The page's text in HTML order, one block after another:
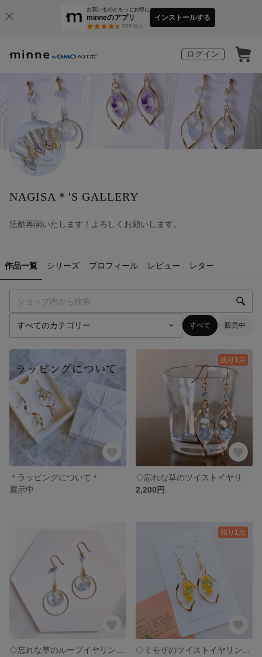
お買いものがもっとお得に
minneのアプリ
3万件以上
インストールする
ログイン
NAGISA＊'S GALLERY
活動再開いたします！よろしくお願いします。
作品一覧 シリーズ プロフィール レビュー レター
すべて 販売中
＊ラッピングについて＊
展示中
残り1点
2,200円
残り1点